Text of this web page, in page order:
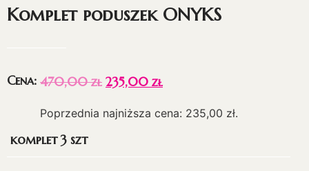
Komplet poduszek ONYKS
Cena: 470,00zł 235,00 zł
Poprzednia najniższa cena: 235,00 zł.
komplet 3 szt